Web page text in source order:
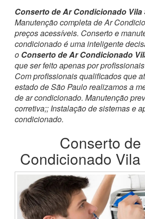
Conserto de Ar Condicionado Vila
Manutenção completa de Ar
preços acessíveis. Conserto e
condicionado é uma inteligente
o Conserto de Ar Condicionado
que ser feito apenas por
Com profissionais qualificados que
estado de São Paulo realizamos a
de ar condicionado. Manutenção
corretiva;; Instalação de sistemas e
condicionado.
Conserto de
Condicionado